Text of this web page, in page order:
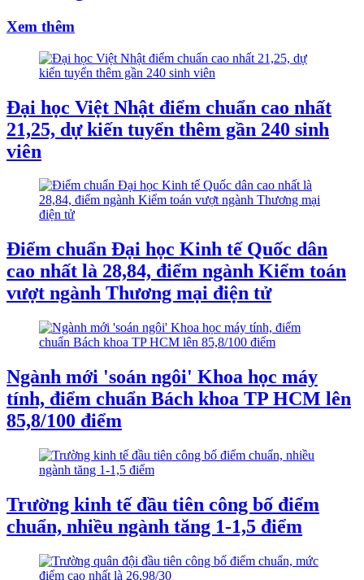
Xem thêm
Đại học Việt Nhật điểm chuẩn cao nhất
21,25, dự kiến tuyển thêm gần 240 sinh
viên
Điểm chuẩn Đại học Kinh tế Quốc dân
cao nhất là 28,84, điểm ngành Kiểm toán
vượt ngành Thương mại điện tử
Ngành mới 'soán ngôi' Khoa học máy
tính, điểm chuẩn Bách khoa TP HCM lên
85,8/100 điểm
Trường kinh tế đầu tiên công bố điểm
chuẩn, nhiều ngành tăng 1-1,5 điểm